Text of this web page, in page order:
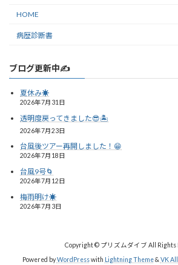
HOME
病歴診断書
ブログ更新中✍️
夏休み☀️
2026年7月31日
透明度戻ってきました😎🏝️
2026年7月23日
台風後ツアー再開しました！😁
2026年7月18日
台風9号🌀
2026年7月12日
梅雨明け☀️
2026年7月3日
Copyright © プリズムダイブ All Rights
Powered byWordPresswith Lightning Theme& VK All